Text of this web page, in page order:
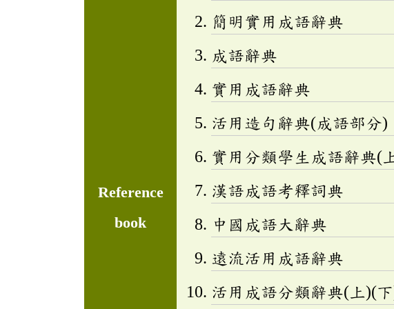
Reference
book
簡明實用成語辭典
成語辭典
實用成語辭典
活用造句辭典(成語部分)
實用分類學生成語辭典(
漢語成語考釋詞典
中國成語大辭典
遠流活用成語辭典
活用成語分類辭典(上)(